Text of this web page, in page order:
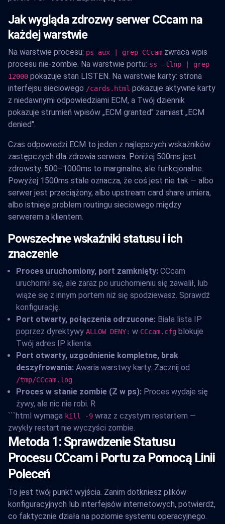
Jak wygląda zdrozwy serwer CCcam na
każdej warstwie
Na warstwie procesu: ps aux | grep CCcam zwraca wpis
procesu nie-zombie. Na warstwie portu: ss -tlnp | grep
12000 pokazuje stan LISTEN. Na warstwie karty: strona
interfejsu sieciowego /cards.html pokazuje aktywne karty
z niedawnymi odpowiedziami ECM, a Twój dziennik
pokazuje strumień wpisów „ECM granted" zamiast „ECM
denied".
Czas odpowiedzi ECM to jeden z najlepszych wskaźników
zastępczych dla zdrowia serwera. Poniżej 500ms jest
zdrowsty. 500–1000ms to marginalne, ale funkcjonalne.
Powyżej 1500ms stale oznacza, że coś jest nie tak — albo
serwer jest przeciążony, albo upstream card share umiera,
albo istnieje problem routingu sieciowego między
serwerem a klientem.
Powszechne wskaźniki statusu i ich
znaczenie
Proces uruchomiony, port zamknięty: CCcam
uruchomił się, ale zaraz po uruchomieniu się zawalił, lub
wiąże się z innym portem niż się spodziewasz. Sprawdź
konfigurację.
Port otwarty, połączenia odrzucone: Biała lista IP
poprzez dyrektywy ALLOW DENY: w CCcam.cfg blokuje
Twój adres IP klienta.
Port otwarty, uzgodnienie kompletne, brak
deszyfrowania: Awaria warstwy karty. Zacznij od
/tmp/CCcam.log
Proces w stanie zombie (Z w ps): Proces wydaje się
żywy, ale nic nie robi. R
```html wymaga kill -9 wraz z czystym restartem —
zwykły restart nie wyczyści zombie.
Metoda 1: Sprawdzenie Statusu
Procesu CCcam i Portu za Pomocą Linii
Poleceń
To jest twój punkt wyjścia. Zanim dotkniesz plików
konfiguracyjnych lub interfejsów internetowych, potwierdź,
co faktycznie działa na poziomie systemu operacyjnego.